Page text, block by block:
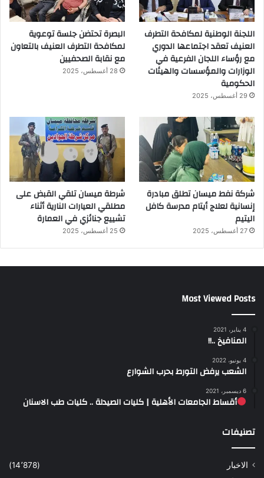
اللجنة الوطنية لمكافحة التطرف
العنيف تعقد اجتماعها الدوري
مع رؤساء اللجان الفرعية في
الوزارات والمؤسسات والهيئات
الحكومية
29 أغسطس، 2025
البصرة تحتضن جلسة توعوية
لمكافحة التطرف العنيف بالتعاون
مع نقابة الصحفيين
28 أغسطس، 2025
شركة نفط ميسان تطلق مبادرة
إنسانية لعلاج أيتام مدرسة كافل
اليتيم
27 أغسطس، 2025
شرطة ميسان تلقي القبض على
مطلقي العيارات النارية أثناء
تشييع جنائزي في العمارة
25 أغسطس، 2025
Most Viewed Posts
4 يناير، 2021
المنافيخ ..!!
4 يونيو، 2022
الشعب يرفض التورط بحرب الشوارع
6 ديسمبر، 2021
أقساط الجامعات الأهلية | كليات الصيدلة .. كليات طب الاسنان
تصنيفات
الاخبار
(14٬878)